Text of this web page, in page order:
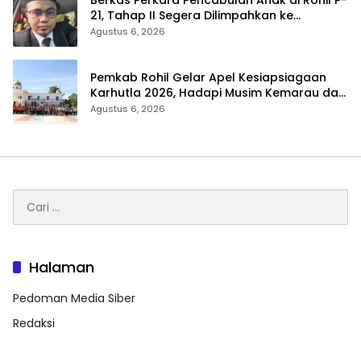
21, Tahap II Segera Dilimpahkan ke
Kejaksaan
Agustus 6, 2026
Pemkab Rohil Gelar Apel Kesiapsiagaan
Karhutla 2026, Hadapi Musim Kemarau dan
El Nino
Agustus 6, 2026
untuk:
Halaman
Pedoman Media Siber
Redaksi